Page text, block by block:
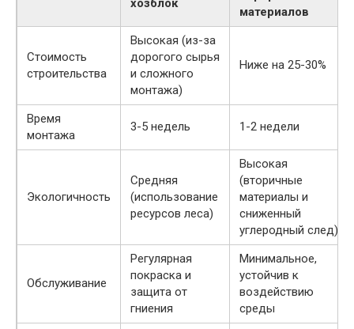
хозблок
материалов
Стоимость
строительства
Высокая (из-за
дорогого сырья
и сложного
монтажа)
Ниже на 25-30%
Время
монтажа
3-5 недель 1-2 недели
Экологичность
Средняя
(использование
ресурсов леса)
Высокая
(вторичные
материалы и
сниженный
углеродный след)
Обслуживание
Регулярная
покраска и
защита от
гниения
Минимальное,
устойчив к
воздействию
среды